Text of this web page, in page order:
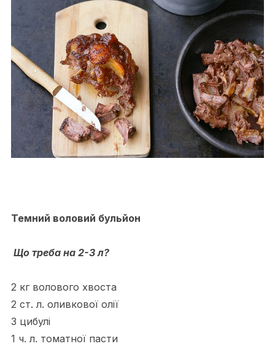
Темний воловий бульйон
Що треба на 2-3 л?
2 кг волового хвоста
2 ст. л. оливкової олії
3 цибулі
1 ч. л. томатної пасти